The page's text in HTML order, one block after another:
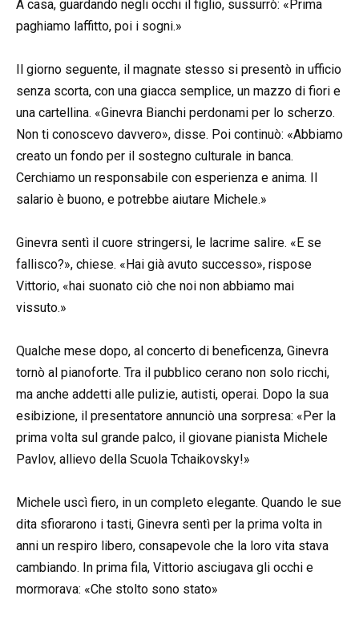
A casa, guardando negli occhi il figlio, sussurrò: «Prima
paghiamo laffitto, poi i sogni.»
Il giorno seguente, il magnate stesso si presentò in ufficio
senza scorta, con una giacca semplice, un mazzo di fiori e
una cartellina. «Ginevra Bianchi perdonami per lo scherzo.
Non ti conoscevo davvero», disse. Poi continuò: «Abbiamo
creato un fondo per il sostegno culturale in banca.
Cerchiamo un responsabile con esperienza e anima. Il
salario è buono, e potrebbe aiutare Michele.»
Ginevra sentì il cuore stringersi, le lacrime salire. «E se
fallisco?», chiese. «Hai già avuto successo», rispose
Vittorio, «hai suonato ciò che noi non abbiamo mai
vissuto.»
Qualche mese dopo, al concerto di beneficenza, Ginevra
tornò al pianoforte. Tra il pubblico cerano non solo ricchi,
ma anche addetti alle pulizie, autisti, operai. Dopo la sua
esibizione, il presentatore annunciò una sorpresa: «Per la
prima volta sul grande palco, il giovane pianista Michele
Pavlov, allievo della Scuola Tchaikovsky!»
Michele uscì fiero, in un completo elegante. Quando le sue
dita sfiorarono i tasti, Ginevra sentì per la prima volta in
anni un respiro libero, consapevole che la loro vita stava
cambiando. In prima fila, Vittorio asciugava gli occhi e
mormorava: «Che stolto sono stato»